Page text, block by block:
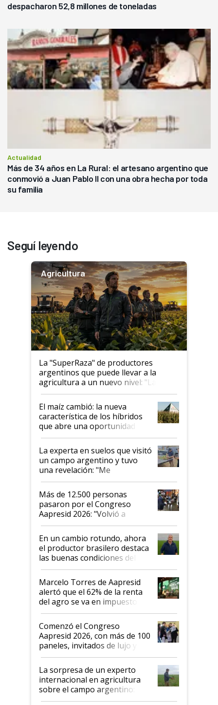
despacharon 52,8 millones de toneladas
Actualidad
Más de 34 años en La Rural: el artesano argentino que
conmovió a Juan Pablo II con una obra hecha por toda
su familia
Seguí leyendo
Agricultura
La "SuperRaza" de productores
argentinos que puede llevar a la
agricultura a un nuevo nivel: "Las
posibilidades de crecimiento son
infinitas"
El maíz cambió: la nueva
característica de los híbridos
que abre una oportunidad en
el lote
La experta en suelos que visitó
un campo argentino y tuvo
una revelación: "Me
impresionó mucho"
Más de 12.500 personas
pasaron por el Congreso
Aapresid 2026: "Volvió a
demostrar que hablar del
suelo es hablar de todo el
sistema productivo"
En un cambio rotundo, ahora
el productor brasilero destaca
las buenas condiciones del
agro argentino para invertir:
"Los veo más motivados"
Marcelo Torres de Aapresid
alertó que el 62% de la renta
del agro se va en impuestos:
"No es bueno que en
Argentina se sigan discutiendo
las mismas cosas de hace 50
años"
Comenzó el Congreso
Aapresid 2026, con más de 100
paneles, invitados de lujo y
todas las tendencias
La sorpresa de un experto
internacional en agricultura
sobre el campo argentino:
"Estoy muy impresionado"